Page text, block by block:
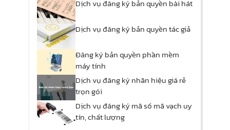
Dịch vụ đăng ký bản quyền bài hát
Dịch vụ đăng ký bản quyền tác giả
Đăng ký bản quyền phần mềm
máy tính
Dịch vụ đăng ký nhãn hiệu giá rẻ
trọn gói
Dịch vụ đăng ký mã số mã vạch uy
tín, chất lượng